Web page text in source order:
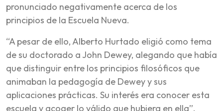
pronunciado negativamente acerca de los
principios de la Escuela Nueva.
“A pesar de ello, Alberto Hurtado eligió como tema
de su doctorado a John Dewey, alegando que había
que distinguir entre los principios filosóficos que
animaban la pedagogía de Dewey y sus
aplicaciones prácticas. Su interés era conocer esta
escuela y acoger lo válido que hubiera en ella”,